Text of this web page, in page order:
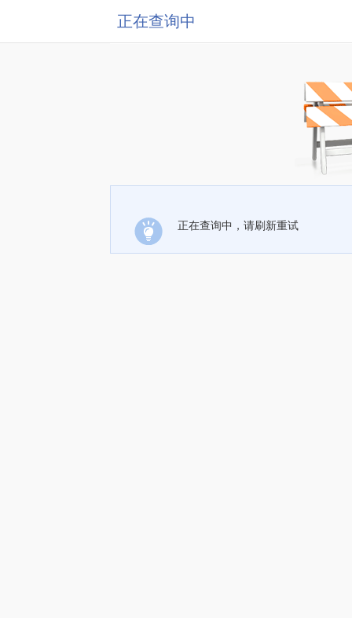
正在查询中
正在查询中，请刷新重试